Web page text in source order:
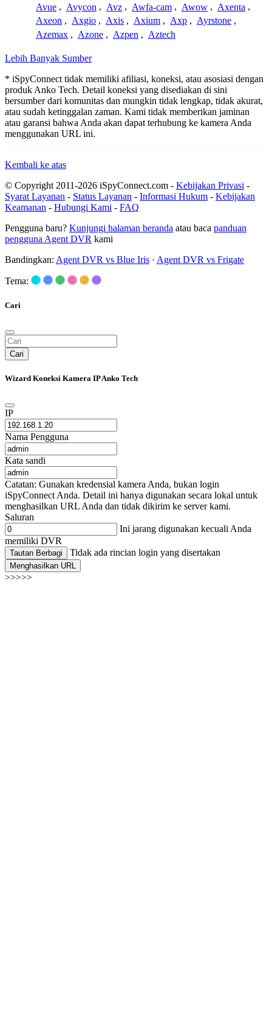
Avue , Avycon , Avz , Awfa-cam , Awow , Axenta ,
Axeon , Axgio , Axis , Axium , Axp , Ayrstone ,
Azemax , Azone , Azpen , Aztech
Lebih Banyak Sumber
* iSpyConnect tidak memiliki afiliasi, koneksi, atau asosiasi dengan
produk Anko Tech. Detail koneksi yang disediakan di sini
bersumber dari komunitas dan mungkin tidak lengkap, tidak akurat,
atau sudah ketinggalan zaman. Kami tidak memberikan jaminan
atau garansi bahwa Anda akan dapat terhubung ke kamera Anda
menggunakan URL ini.
Kembali ke atas
© Copyright 2011-2026 iSpyConnect.com - Kebijakan Privasi -
Syarat Layanan - Status Layanan - Informasi Hukum - Kebijakan
Keamanan - Hubungi Kami - FAQ
Pengguna baru? Kunjungi halaman beranda atau baca panduan
pengguna Agent DVR kami
Bandingkan: Agent DVR vs Blue Iris · Agent DVR vs Frigate
Tema:
Cari
Cari
Wizard Koneksi Kamera IP Anko Tech
IP
Nama Pengguna
Kata sandi
Catatan: Gunakan kredensial kamera Anda, bukan login
iSpyConnect Anda. Detail ini hanya digunakan secara lokal untuk
menghasilkan URL Anda dan tidak dikirim ke server kami.
Saluran
Ini jarang digunakan kecuali Anda
memiliki DVR
Tautan Berbagi Tidak ada rincian login yang disertakan
Menghasilkan URL
>>>>>